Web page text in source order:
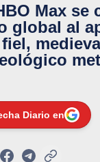
Max se
global al
Diario en